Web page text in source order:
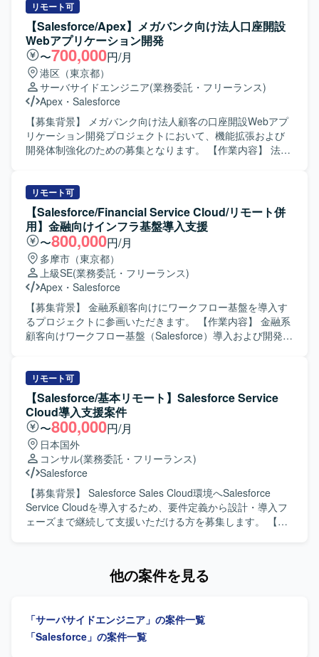
【ポジションの魅力】 ・Salesforceの複数クラウド
（ServiceCloud, SalesCloud, Classic環境など）に関わるこ
とで、幅広い機能・領域の知見を深めていただけます。 ・
顧客折衝から実装まで一貫して対応することで、上流工程
から開発までのスキルをバランスよく高めることができま
す。 ・継続的な保守・改善を通じて、長期的な関係構築と
業務理解を深める経験を積んでいただけます。 【開発環
境】 Salesforce（ServiceCloud, SalesCloud, Classic環
境）、Apex、Visualforce、AccountEngagement（旧
Pardot）などを利用した環境となっております。
ル調整、顧客折衝、各種会議のファシリテート、メンバー
管理、成果物レビューおよび品質・納期・スコープ管理を
ご担当いただきます。 PLとしては、業務要件整理、業務お
よび運用フロー設計、Salesforce機能設計・仕様調整、設計
レビュー、開発メンバーの管理・フォロー、テスト計画や
移行・リリース支援をご担当いただきます。 SEとしては、
Salesforce機能の設定・開発、外部連携のSalesforce側対
応、設計書などのドキュメント作成、テスト仕様書作成お
よびテスト実施、不具合対応、移行・リリース支援をご担
当いただきます。 【求める人物像】 上流工程を自走でき、
設計から実装まで一貫して対応できる方を求めています。
だきたいと考えております。長期的な参画を前提に、継続
的な改善提案や業務理解の深化に取り組んでいただける方
を歓迎いたします。 【ポジションの魅力】 法人向けコンタ
クトセンター領域において、Salesforce Service Cloudや
Data Cloud / Agentforceなどの最新機能を活用した構築プロ
ジェクトに上流から参画できる環境です。PM/PL/SEそれぞ
れのポジションで、大規模案件の推進経験や外部連携を含
む統合案件の知見を深めながら、長期的な視点でキャリア
形成に取り組んでいただけます。 【開発環境】 Salesforce
Service Cloudを中心とした構成にて、CTIや外部システム
とのAPI・SSO・バッチ連携などを含む環境での構築・開発
リモート可
【Salesforce/Apex】メガバンク向け法人口座開設
Webアプリケーション開発
〜700,000円/月
港区（東京都）
サーバサイドエンジニア(業務委託・フリーランス)
Apex ・ Salesforce
【募集背景】 メガバンク向け法人顧客の口座開設Webアプ
リケーション開発プロジェクトにおいて、機能拡張および
開発体制強化のための募集となります。 【作業内容】 法人
ApexやAura、もしくはJavaによるWebアプリケーションの
知見を生かし、画面機能を中心とした設計・開発・テスト
を担当していただきます。6月以降は特に開発作業がメイン
となり、仕様を踏まえた実装および単体・結合テストを自
走して進めていただきます。 【求める人物像】 与えられた
タスクを独力でやり切る主体性をお持ちの方を求めていま
す。周囲とコミュニケーションを取りながら、仕様理解や
設計意図を踏まえて開発を進められる方、金融ドメインに
対しても学習意欲を持って取り組んでいただける方が望ま
しいです。 【ポジションの魅力】 大規模なメガバンク向け
システム開発に参画することで、金融業界特有の業務知識
が高いため、ユーザー体験を意識した設計・実装の経験を
積むことができ、将来的なフルスタック志向のキャリアに
もつながるポジションです。 【開発環境】 Salesforceを基
盤とした環境で、ApexやAuraなどの機能を用いたWebアプ
リケーション開発を行います。帳票はSVF Cloudを利用し、
アジャイル開発のプラクティスを取り入れた進め方を想定
しています。
リモート可
【Salesforce/Financial Service Cloud/リモート併
用】金融向けインフラ基盤導入支援
〜800,000円/月
多摩市（東京都）
上級SE(業務委託・フリーランス)
Apex ・ Salesforce
【募集背景】 金融系顧客向けにワークフロー基盤を導入す
るプロジェクトに参画いただきます。 【作業内容】 金融系
顧客向けワークフロー基盤（Salesforce）導入および開発支
で一連の工程をご担当いただきます。 【求める人物像】 自
ら進んでコミュニケーションを図りながら要件調整ができ
る方を求めています。想定される作業を一人称で遂行で
き、新しい業務についても積極的に学びキャッチアップい
ただける方にマッチするポジションです。 【ポジションの
魅力】 金融業界向けのSalesforce案件に携わることで、
Financial Service Cloudをはじめとした金融領域特有の知見
を深めていただけます。要件調整からリリースまで幅広い
工程を経験できるため、上流工程スキルや折衝力の向上も
期待できます。 【開発環境】 Salesforceを中心としたワー
クフロー基盤上での開発環境となります。
リモート可
【Salesforce/基本リモート】Salesforce Service
Cloud導入支援案件
〜800,000円/月
日本国外
コンサル(業務委託・フリーランス)
Salesforce
【募集背景】 Salesforce Sales Cloud環境へSalesforce
Service Cloudを導入するため、要件定義から設計・導入フ
ェーズまで継続して支援いただける方を募集します。 【作
導入、開発、テスト、UAT支援を行っていただきます。
ションの魅力】 数百名規模を想定したSalesforce Service
Cloud導入において、要件定義から本番導入まで一貫して携
他の案件を見る
「サーバサイドエンジニア」の案件一覧
「Salesforce」の案件一覧